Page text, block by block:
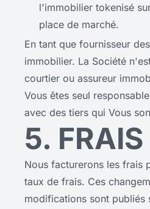
l'immobilier tokenisé
place de marché.
En tant que fournisseur
immobilier. La Société
courtier ou assureur
Vous êtes seul
avec des tiers qui Vous
5.
Nous facturerons les frais
taux de frais. Ces
modifications sont publiés